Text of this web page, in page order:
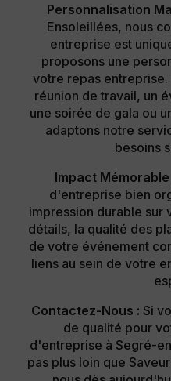
Personnalisation
Ensoleillées, nous
entreprise est
proposons une
votre repas
réunion de travail, un
une soirée de gala ou
adaptons notre
besoins
Impact Mémorable
d'entreprise bien
impression durable sur
détails, la qualité des
de votre événement
liens au sein de votre
Contactez-Nous : Si
de qualité pour
d'entreprise à Segré-
pas plus loin que